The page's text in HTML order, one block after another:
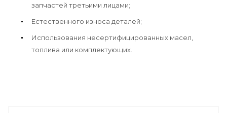
запчастей третьими лицами;
Естественного износа деталей;
Использования несертифицированных масел,
топлива или комплектующих.